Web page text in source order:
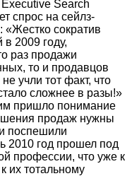
Search
спрос на сейлз-
сократив
2009 году,
раз продажи
то и продавцов
учли тот факт, что
сложнее в разы!»
пришло понимание
продаж нужны
поспешили
2010 год прошел под
профессии, что уже к
их тотальному